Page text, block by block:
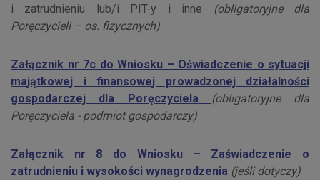
i zatrudnieniu lub/i PIT-y i inne
(obligatoryjne dla
Poręczycieli – os. fizycznych)
Załącznik nr 7c do Wniosku – Oświadczenie o sytuacji
majątkowej i finansowej prowadzonej działalności
gospodarczej dla Poręczyciela
(obligatoryjne dla
Poręczyciela - podmiot gospodarczy)
Załącznik nr 8 do Wniosku – Zaświadczenie o
zatrudnieniu i wysokości wynagrodzenia (jeśli dotyczy)